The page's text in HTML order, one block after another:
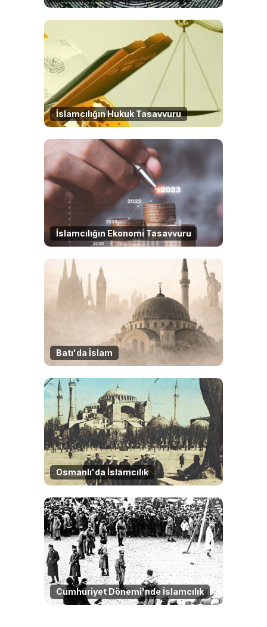
İslamcılığın Hukuk Tasavvuru
İslamcılığın Ekonomi Tasavvuru
Batı'da İslam
Osmanlı'da İslamcılık
Cumhuriyet Dönemi'nde İslamcılık